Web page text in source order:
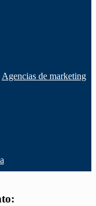
Agencias de marketing